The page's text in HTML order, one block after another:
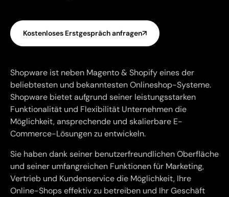
Kostenloses Erstgespräch anfragen
Shopware ist neben Magento & Shopify eines der
beliebtesten und bekanntesten Onlineshop-Systeme.
Shopware bietet aufgrund seiner leistungsstarken
Funktionalität und Flexibilität Unternehmen die
Möglichkeit, ansprechende und skalierbare E-
Commerce-Lösungen zu entwickeln.
Sie haben dank seiner benutzerfreundlichen Oberfläche
und seiner umfangreichen Funktionen für Marketing,
Vertrieb und Kundenservice die Möglichkeit, Ihre
Online-Shops effektiv zu betreiben und Ihr Geschäft